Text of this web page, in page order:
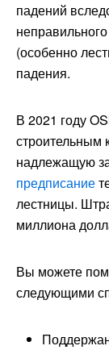
падений
(особенно
падения.
В 2021 году
строительным
надлежащую
предписание
лестницы.
миллиона
Вы можете
следующими